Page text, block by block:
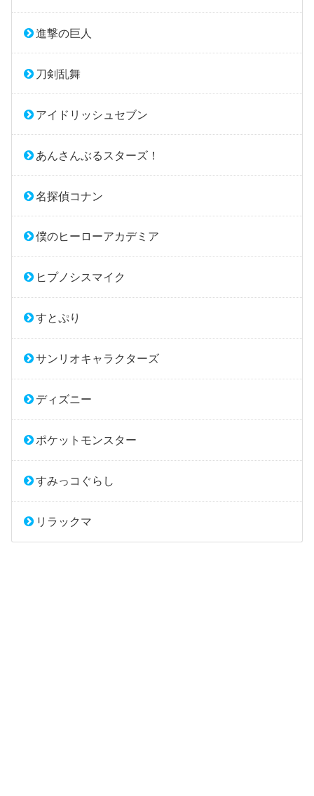
進撃の巨人
刀剣乱舞
アイドリッシュセブン
あんさんぶるスターズ！
名探偵コナン
僕のヒーローアカデミア
ヒプノシスマイク
すとぷり
サンリオキャラクターズ
ディズニー
ポケットモンスター
すみっコぐらし
リラックマ